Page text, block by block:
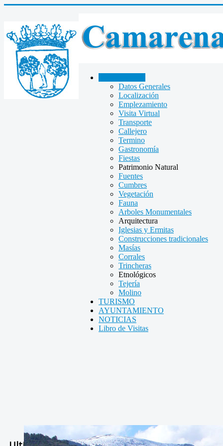
Datos Generales
Localización
Emplezamiento
Visita Virtual
Transporte
Callejero
Termino
Gastronomía
Fiestas
Patrimonio Natural
Fuentes
Cumbres
Vegetación
Fauna
Arboles Monumentales
Arquitectura
Iglesias y Ermitas
Construcciones tradicionales
Masías
Corrales
Trincheras
Etnológicos
Tejería
Molino
TURISMO
AYUNTAMIENTO
NOTICIAS
Libro de Visitas